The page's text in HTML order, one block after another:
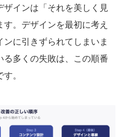
ザインは「それを美しく見
。デザインを最初に考え
に引きずられてしまいま
多くの失敗は、この順番
。